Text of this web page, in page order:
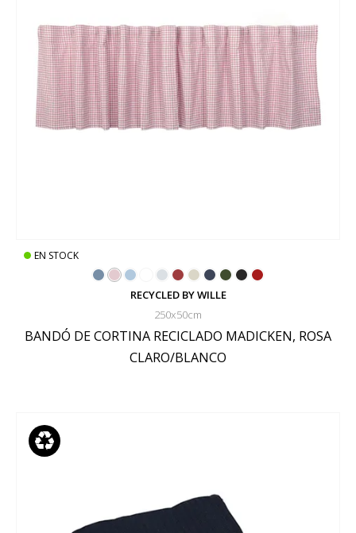
EN STOCK
RECYCLED BY WILLE
250x50cm
BANDÓ DE CORTINA RECICLADO MADICKEN, ROSA
CLARO/BLANCO